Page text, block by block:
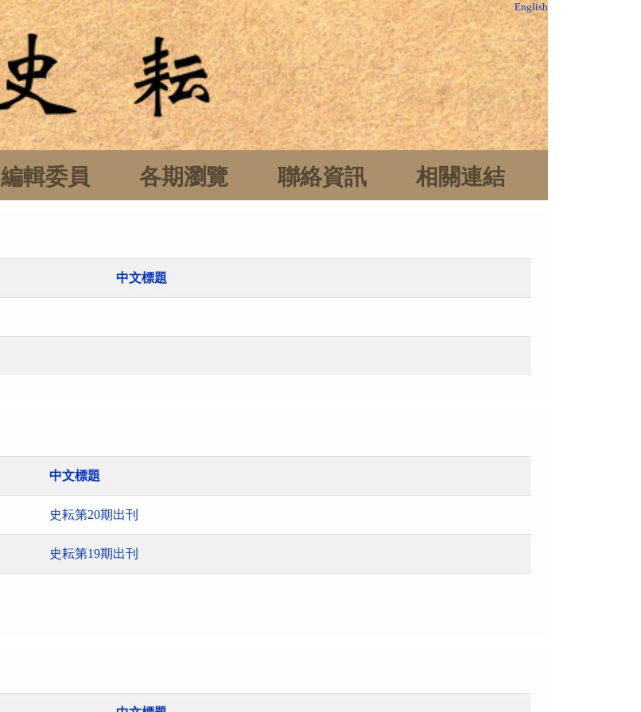
English
編輯委員 各期瀏覽 聯絡資訊 相關連結
中文標題
中文標題
史耘第20期出刊
史耘第19期出刊